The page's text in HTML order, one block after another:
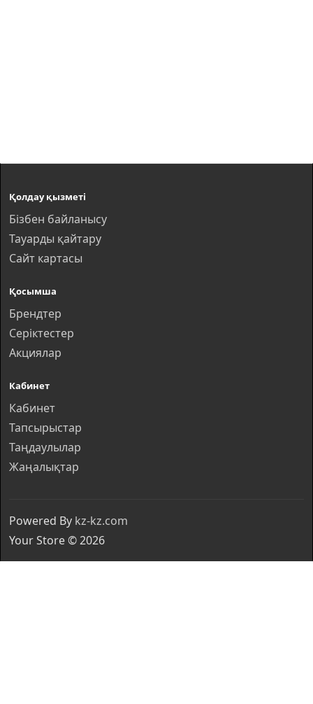
Қолдау қызметі
Бізбен байланысу
Тауарды қайтару
Сайт картасы
Қосымша
Брендтер
Серіктестер
Акциялар
Кабинет
Кабинет
Тапсырыстар
Таңдаулылар
Жаңалықтар
Powered By kz-kz.com
Your Store © 2026